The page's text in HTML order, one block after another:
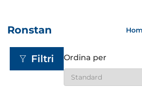
Ronstan
Filtri Ordina per